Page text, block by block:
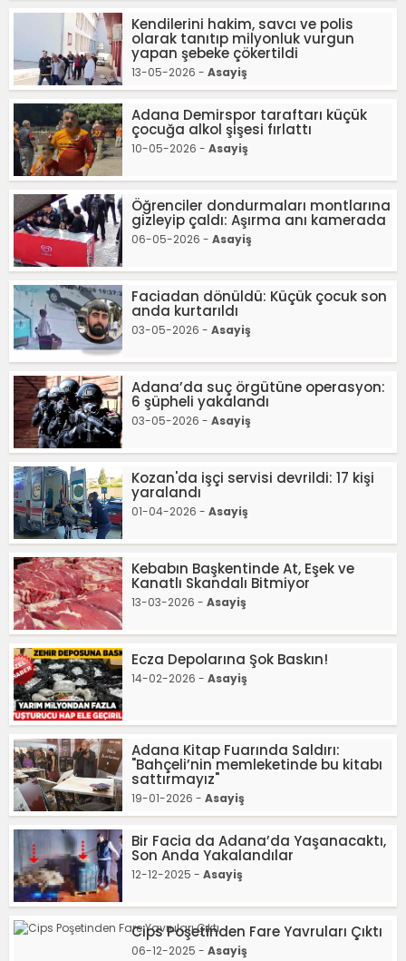
Kendilerini hakim, savcı ve polis
olarak tanıtıp milyonluk vurgun
yapan şebeke çökertildi
13-05-2026 - Asayiş
Adana Demirspor taraftarı küçük
çocuğa alkol şişesi fırlattı
10-05-2026 - Asayiş
Öğrenciler dondurmaları montlarına
gizleyip çaldı: Aşırma anı kamerada
06-05-2026 - Asayiş
Faciadan dönüldü: Küçük çocuk son
anda kurtarıldı
03-05-2026 - Asayiş
Adana’da suç örgütüne operasyon:
6 şüpheli yakalandı
03-05-2026 - Asayiş
Kozan'da işçi servisi devrildi: 17 kişi
yaralandı
01-04-2026 - Asayiş
Kebabın Başkentinde At, Eşek ve
Kanatlı Skandalı Bitmiyor
13-03-2026 - Asayiş
Ecza Depolarına Şok Baskın!
14-02-2026 - Asayiş
Adana Kitap Fuarında Saldırı:
"Bahçeli’nin memleketinde bu kitabı
sattırmayız"
19-01-2026 - Asayiş
Bir Facia da Adana’da Yaşanacaktı,
Son Anda Yakalandılar
12-12-2025 - Asayiş
Cips Poşetinden Fare Yavruları Çıktı
06-12-2025 - Asayiş